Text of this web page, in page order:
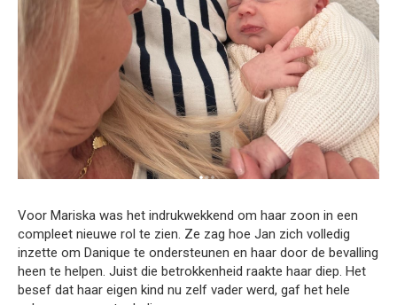
Voor Mariska was het indrukwekkend om haar zoon in een
compleet nieuwe rol te zien. Ze zag hoe Jan zich volledig
inzette om Danique te ondersteunen en haar door de bevalling
heen te helpen. Juist die betrokkenheid raakte haar diep. Het
besef dat haar eigen kind nu zelf vader werd, gaf het hele